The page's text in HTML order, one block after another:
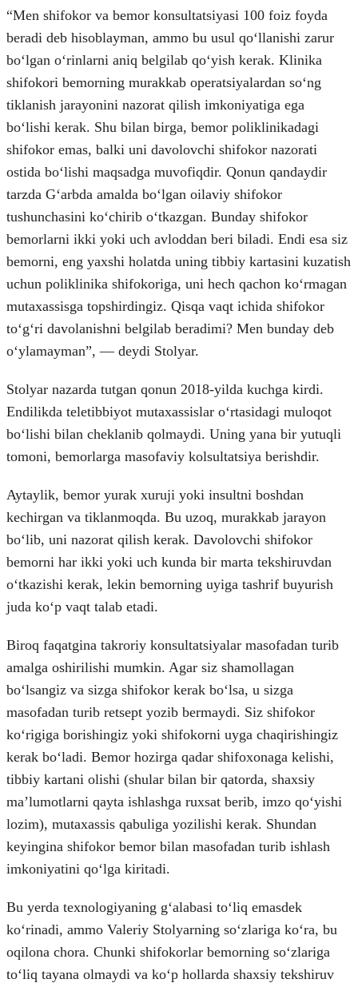
“Men shifokor va bemor konsultatsiyasi 100 foiz foyda
beradi deb hisoblayman, ammo bu usul qoʻllanishi zarur
boʻlgan oʻrinlarni aniq belgilab qoʻyish kerak. Klinika
shifokori bemorning murakkab operatsiyalardan soʻng
tiklanish jarayonini nazorat qilish imkoniyatiga ega
boʻlishi kerak. Shu bilan birga, bemor poliklinikadagi
shifokor emas, balki uni davolovchi shifokor nazorati
ostida boʻlishi maqsadga muvofiqdir. Qonun qandaydir
tarzda Gʻarbda amalda boʻlgan oilaviy shifokor
tushunchasini koʻchirib oʻtkazgan. Bunday shifokor
bemorlarni ikki yoki uch avloddan beri biladi. Endi esa siz
bemorni, eng yaxshi holatda uning tibbiy kartasini kuzatish
uchun poliklinika shifokoriga, uni hech qachon koʻrmagan
mutaxassisga topshirdingiz. Qisqa vaqt ichida shifokor
toʻgʻri davolanishni belgilab beradimi? Men bunday deb
oʻylamayman”, — deydi Stolyar.
Stolyar nazarda tutgan qonun 2018-yilda kuchga kirdi.
Endilikda teletibbiyot mutaxassislar oʻrtasidagi muloqot
boʻlishi bilan cheklanib qolmaydi. Uning yana bir yutuqli
tomoni, bemorlarga masofaviy kolsultatsiya berishdir.
Aytaylik, bemor yurak xuruji yoki insultni boshdan
kechirgan va tiklanmoqda. Bu uzoq, murakkab jarayon
boʻlib, uni nazorat qilish kerak. Davolovchi shifokor
bemorni har ikki yoki uch kunda bir marta tekshiruvdan
oʻtkazishi kerak, lekin bemorning uyiga tashrif buyurish
juda koʻp vaqt talab etadi.
Biroq faqatgina takroriy konsultatsiyalar masofadan turib
amalga oshirilishi mumkin. Agar siz shamollagan
boʻlsangiz va sizga shifokor kerak boʻlsa, u sizga
masofadan turib retsept yozib bermaydi. Siz shifokor
koʻrigiga borishingiz yoki shifokorni uyga chaqirishingiz
kerak boʻladi. Bemor hozirga qadar shifoxonaga kelishi,
tibbiy kartani olishi (shular bilan bir qatorda, shaxsiy
maʼlumotlarni qayta ishlashga ruxsat berib, imzo qoʻyishi
lozim), mutaxassis qabuliga yozilishi kerak. Shundan
keyingina shifokor bemor bilan masofadan turib ishlash
imkoniyatini qoʻlga kiritadi.
Bu yerda texnologiyaning gʻalabasi toʻliq emasdek
koʻrinadi, ammo Valeriy Stolyarning soʻzlariga koʻra, bu
oqilona chora. Chunki shifokorlar bemorning soʻzlariga
toʻliq tayana olmaydi va koʻp hollarda shaxsiy tekshiruv